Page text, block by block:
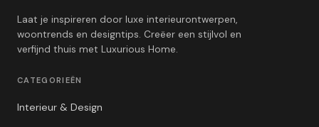
Laat je inspireren door luxe interieurontwerpen,
woontrends en designtips. Creëer een stijlvol en
verfijnd thuis met Luxurious Home.
CATEGORIEËN
Interieur & Design